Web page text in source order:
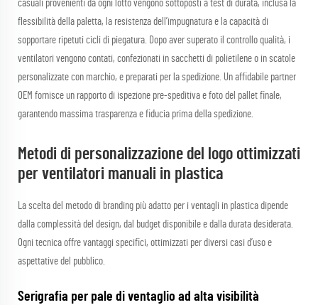
casuali provenienti da ogni lotto vengono sottoposti a test di durata, inclusa la
flessibilità della paletta, la resistenza dell’impugnatura e la capacità di
sopportare ripetuti cicli di piegatura. Dopo aver superato il controllo qualità, i
ventilatori vengono contati, confezionati in sacchetti di polietilene o in scatole
personalizzate con marchio, e preparati per la spedizione. Un affidabile partner
OEM fornisce un rapporto di ispezione pre-speditiva e foto del pallet finale,
garantendo massima trasparenza e fiducia prima della spedizione.
Metodi di personalizzazione del logo ottimizzati
per ventilatori manuali in plastica
La scelta del metodo di branding più adatto per i ventagli in plastica dipende
dalla complessità del design, dal budget disponibile e dalla durata desiderata.
Ogni tecnica offre vantaggi specifici, ottimizzati per diversi casi d’uso e
aspettative del pubblico.
Serigrafia per pale di ventaglio ad alta visibilità